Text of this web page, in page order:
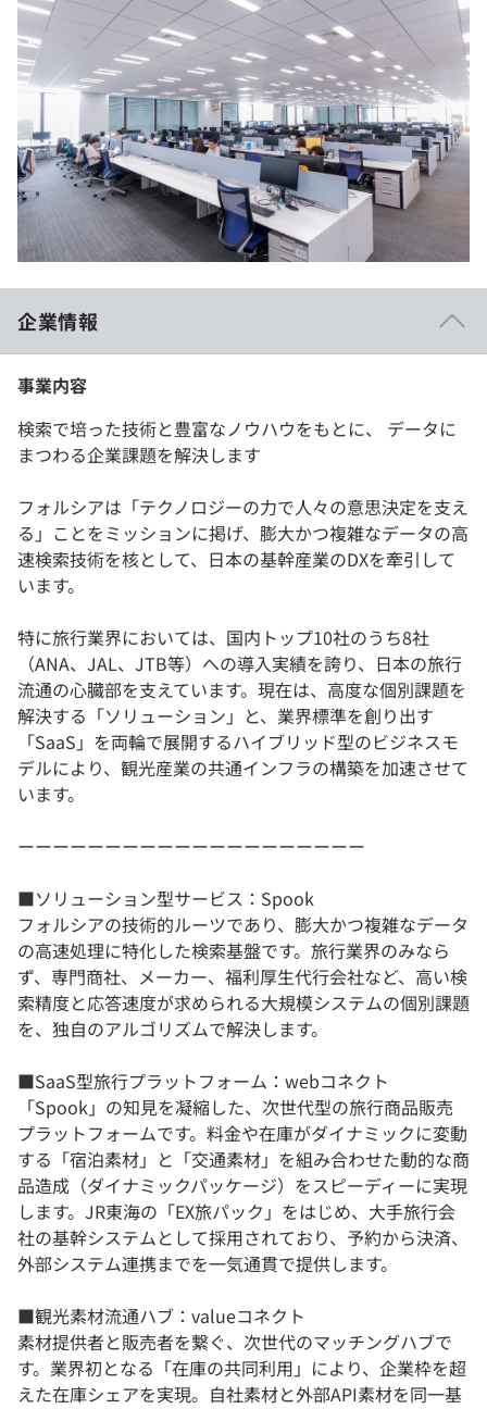
企業情報
事業内容
検索で培った技術と豊富なノウハウをもとに、 データに
まつわる企業課題を解決します
フォルシアは「テクノロジーの力で人々の意思決定を支え
る」ことをミッションに掲げ、膨大かつ複雑なデータの高
速検索技術を核として、日本の基幹産業のDXを牽引して
います。
特に旅行業界においては、国内トップ10社のうち8社
（ANA、JAL、JTB等）への導入実績を誇り、日本の旅行
流通の心臓部を支えています。現在は、高度な個別課題を
解決する「ソリューション」と、業界標準を創り出す
「SaaS」を両輪で展開するハイブリッド型のビジネスモ
デルにより、観光産業の共通インフラの構築を加速させて
います。
ーーーーーーーーーーーーーーーーーーーー
■ソリューション型サービス：Spook
フォルシアの技術的ルーツであり、膨大かつ複雑なデータ
の高速処理に特化した検索基盤です。旅行業界のみなら
ず、専門商社、メーカー、福利厚生代行会社など、高い検
索精度と応答速度が求められる大規模システムの個別課題
を、独自のアルゴリズムで解決します。
■SaaS型旅行プラットフォーム：webコネクト
「Spook」の知見を凝縮した、次世代型の旅行商品販売
プラットフォームです。料金や在庫がダイナミックに変動
する「宿泊素材」と「交通素材」を組み合わせた動的な商
品造成（ダイナミックパッケージ）をスピーディーに実現
します。JR東海の「EX旅パック」をはじめ、大手旅行会
社の基幹システムとして採用されており、予約から決済、
外部システム連携までを一気通貫で提供します。
■観光素材流通ハブ：valueコネクト
素材提供者と販売者を繋ぐ、次世代のマッチングハブで
す。業界初となる「在庫の共同利用」により、企業枠を超
えた在庫シェアを実現。自社素材と外部API素材を同一基